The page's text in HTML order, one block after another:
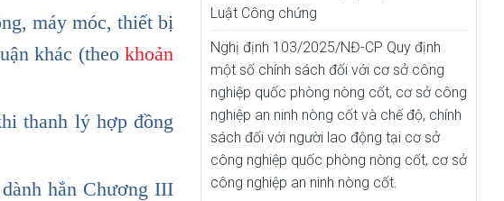
máy móc, thiết bị
khác (theo khoản
thanh lý hợp đồng
hẳn Chương III
Luật Công chứng
Nghị định 103/2025/NĐ-CP Quy định
một số chính sách đối với cơ sở công
nghiệp quốc phòng nòng cốt, cơ sở công
nghiệp an ninh nòng cốt và chế độ, chính
sách đối với người lao động tại cơ sở
công nghiệp quốc phòng nòng cốt, cơ sở
công nghiệp an ninh nòng cốt.